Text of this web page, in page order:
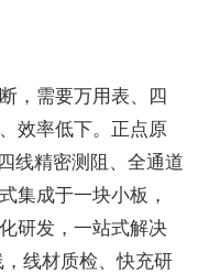
，需要万用表、四
效率低下。正点原
线精密测阻、全通道
集成于一块小板，
研发，一站式解决
线材质检、快充研